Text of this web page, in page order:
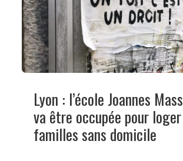
Lyon : l’école Joannes
va être occupée pour
familles sans domicile